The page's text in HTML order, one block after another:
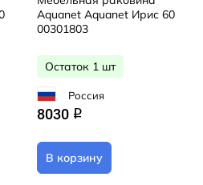
Aquanet Aquanet Ирис 60
00301803
Остаток 1 шт
Россия
8030 q
В корзину